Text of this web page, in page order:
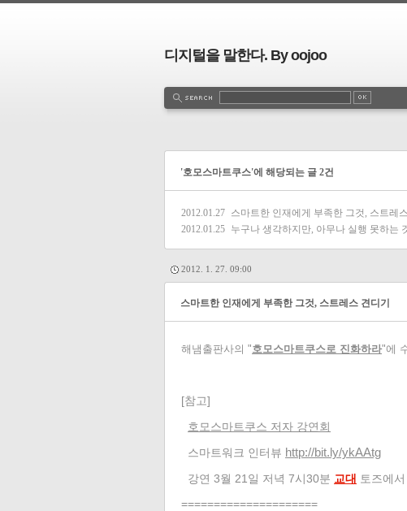
디지털을 말한다. By oojoo
'호모스마트쿠스'에 해당되는 글 2건
2012.01.27 스마트한 인재에게 부족한 그것, 스트레
2012.01.25 누구나 생각하지만, 아무나 실행 못하는
2012. 1. 27. 09:00
스마트한 인재에게 부족한 그것, 스트레스 견디기
해냄출판사의 "호모스마트쿠스로 진화하라"에
[참고]
호모스마트쿠스 저자 강연회
스마트워크 인터뷰 http://bit.ly/ykAAtg
강연 3월 21일 저녁 7시30분 교대 토즈에서
=====================